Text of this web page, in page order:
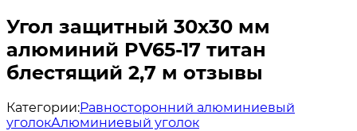
Угол защитный 30х30 мм
алюминий PV65-17 титан
блестящий 2,7 м отзывы
Категории:Равносторонний алюминиевый
уголокАлюминиевый уголок